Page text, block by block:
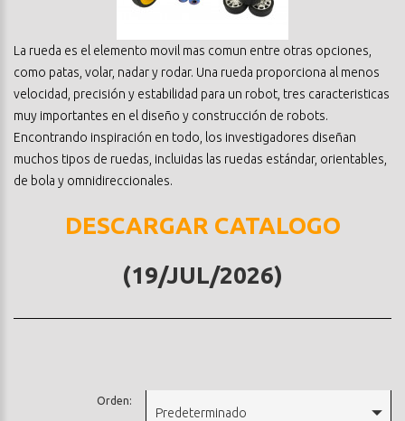
La rueda es el elemento movil mas comun entre otras opciones,
como patas, volar, nadar y rodar. Una rueda proporciona al menos
velocidad, precisión y estabilidad para un robot, tres caracteristicas
muy importantes en el diseño y construcción de robots.
Encontrando inspiración en todo, los investigadores diseñan
muchos tipos de ruedas, incluidas las ruedas estándar, orientables,
de bola y omnidireccionales.
DESCARGAR CATALOGO
(19/JUL/2026)
Orden:
Predeterminado